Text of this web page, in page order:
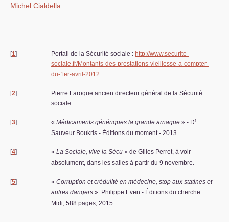
Michel Cialdella
[1] Portail de la Sécurité sociale : http://www.securite-
sociale.fr/Montants-des-prestations-vieillesse-a-compter-
du-1er-avril-2012
[2]
Pierre Laroque ancien directeur général de la Sécurité
sociale.
[3] « Médicaments génériques la grande arnaque » - Dr
Sauveur Boukris - Éditions du moment - 2013.
[4] « La Sociale, vive la Sécu » de Gilles Perret, à voir
absolument, dans les salles à partir du 9 novembre.
[5] « Corruption et crédulité en médecine, stop aux statines et
autres dangers ». Philippe Even - Éditions du cherche
Midi, 588 pages, 2015.